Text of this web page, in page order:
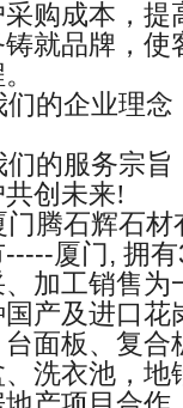
购成本，提
就品牌，使
们的企业理念
们的服务宗旨
创未来!
门腾石辉石
-----厦门 , 拥有
、加工销售为
产及进口花
面板、复合
洗衣池，地